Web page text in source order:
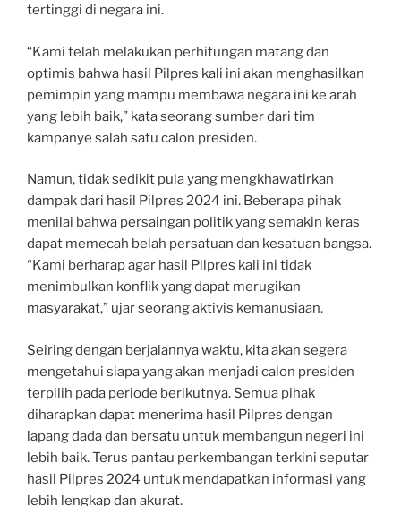
tertinggi di negara ini.
“Kami telah melakukan perhitungan matang dan
optimis bahwa hasil Pilpres kali ini akan menghasilkan
pemimpin yang mampu membawa negara ini ke arah
yang lebih baik,” kata seorang sumber dari tim
kampanye salah satu calon presiden.
Namun, tidak sedikit pula yang mengkhawatirkan
dampak dari hasil Pilpres 2024 ini. Beberapa pihak
menilai bahwa persaingan politik yang semakin keras
dapat memecah belah persatuan dan kesatuan bangsa.
“Kami berharap agar hasil Pilpres kali ini tidak
menimbulkan konflik yang dapat merugikan
masyarakat,” ujar seorang aktivis kemanusiaan.
Seiring dengan berjalannya waktu, kita akan segera
mengetahui siapa yang akan menjadi calon presiden
terpilih pada periode berikutnya. Semua pihak
diharapkan dapat menerima hasil Pilpres dengan
lapang dada dan bersatu untuk membangun negeri ini
lebih baik. Terus pantau perkembangan terkini seputar
hasil Pilpres 2024 untuk mendapatkan informasi yang
lebih lengkap dan akurat.